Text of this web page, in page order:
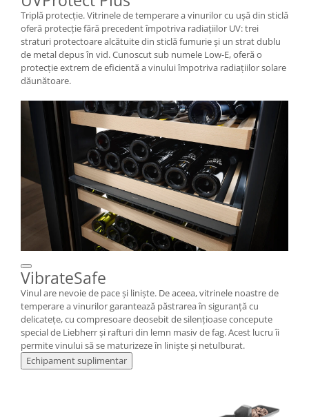
Triplă protecție. Vitrinele de temperare a vinurilor cu ușă din sticlă
oferă protecție fără precedent împotriva radiațiilor UV: trei
straturi protectoare alcătuite din sticlă fumurie și un strat dublu
de metal depus în vid. Cunoscut sub numele Low-E, oferă o
protecţie extrem de eficientă a vinului împotriva radiaţiilor solare
dăunătoare.
VibrateSafe
Vinul are nevoie de pace și liniște. De aceea, vitrinele noastre de
temperare a vinurilor garantează păstrarea în siguranță cu
delicatețe, cu compresoare deosebit de silențioase concepute
special de Liebherr și rafturi din lemn masiv de fag. Acest lucru îi
permite vinului să se maturizeze în linişte şi netulburat.
Echipament suplimentar